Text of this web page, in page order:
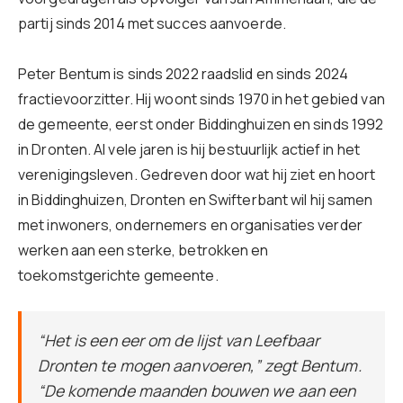
partij sinds 2014 met succes aanvoerde.
Peter Bentum is sinds 2022 raadslid en sinds 2024
fractievoorzitter. Hij woont sinds 1970 in het gebied van
de gemeente, eerst onder Biddinghuizen en sinds 1992
in Dronten. Al vele jaren is hij bestuurlijk actief in het
verenigingsleven. Gedreven door wat hij ziet en hoort
in Biddinghuizen, Dronten en Swifterbant wil hij samen
met inwoners, ondernemers en organisaties verder
werken aan een sterke, betrokken en
toekomstgerichte gemeente.
“Het is een eer om de lijst van Leefbaar
Dronten te mogen aanvoeren,” zegt Bentum.
“De komende maanden bouwen we aan een